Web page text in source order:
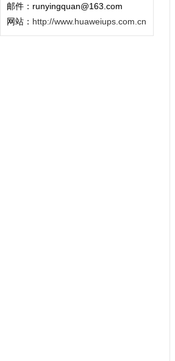
邮件：runyingquan@163.com
网站： http://www.huaweiups.com.cn